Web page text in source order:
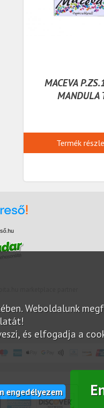
MACEVA
MANDULA
Termék
Weboldalunk
és elfogadja a
engedélyezem